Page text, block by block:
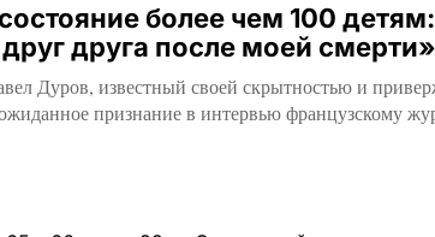
более чем 100
друга после моей смерти»
Дуров, известный своей скрытностью и
признание в интервью французскому